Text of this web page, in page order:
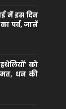
में इस दिन
पर्व, जानें
को
धन की